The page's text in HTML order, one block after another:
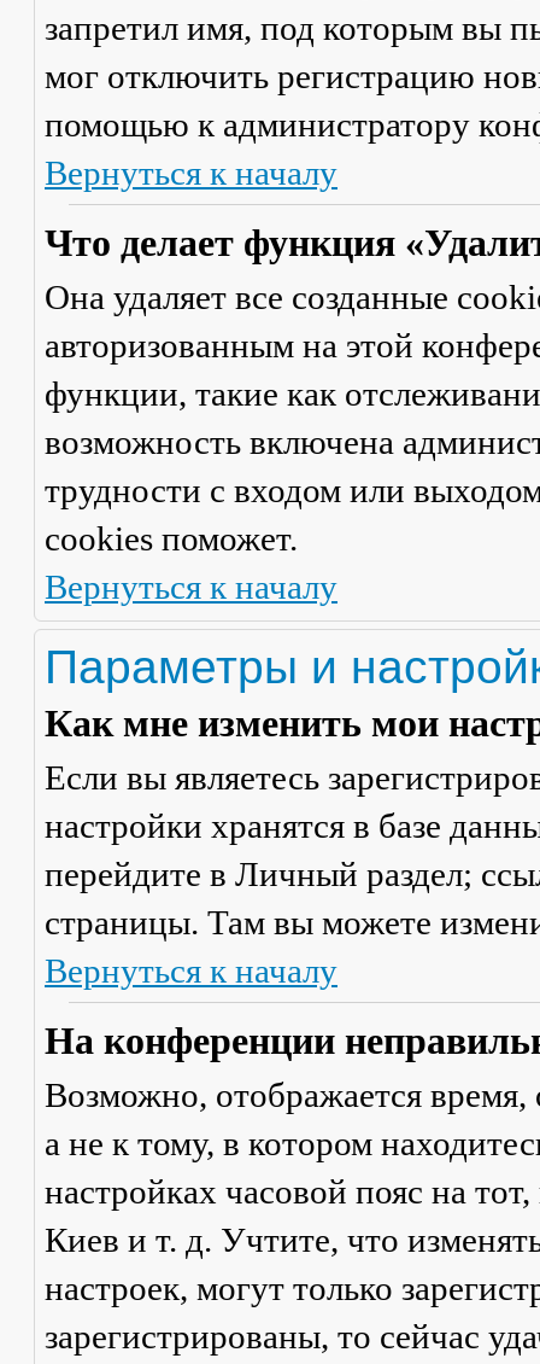
запретил имя, под которым вы
мог отключить регистрацию
помощью к администратору
Вернуться к началу
Что делает функция
Она удаляет все созданные
авторизованным на этой
функции, такие как
возможность включена
трудности с входом или
cookies поможет.
Вернуться к началу
Параметры и
Как мне изменить мои
Если вы являетесь
настройки хранятся в базе
перейдите в Личный раздел;
страницы. Там вы можете
Вернуться к началу
На конференции
Возможно, отображается время,
а не к тому, в котором
настройках часовой пояс на
Киев и т. д. Учтите, что
настроек, могут только
зарегистрированы, то сейчас